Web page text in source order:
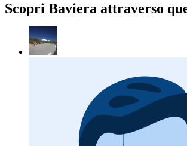
Scopri Baviera attraverso